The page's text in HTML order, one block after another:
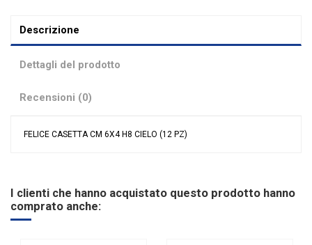
Descrizione
Dettagli del prodotto
Recensioni (0)
FELICE CASETTA CM 6X4 H8 CIELO (12 PZ)
Grandi affari Sconto 40%
Evento
I clienti che hanno acquistato questo prodotto hanno
comprato anche: